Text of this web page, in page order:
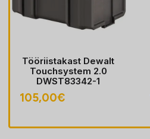
Tööriistakast Dewalt
Touchsystem 2.0
DWST83342-1
105,00€